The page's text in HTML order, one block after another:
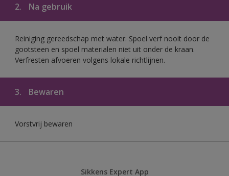
2. Na gebruik
Reiniging gereedschap met water. Spoel verf nooit door de
gootsteen en spoel materialen niet uit onder de kraan.
Verfresten afvoeren volgens lokale richtlijnen.
3. Bewaren
Vorstvrij bewaren
Sikkens Expert App